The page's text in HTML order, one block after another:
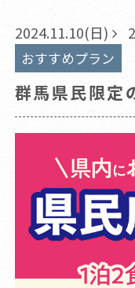
2024.11.10(日)
おすすめプラン
群馬県民限定